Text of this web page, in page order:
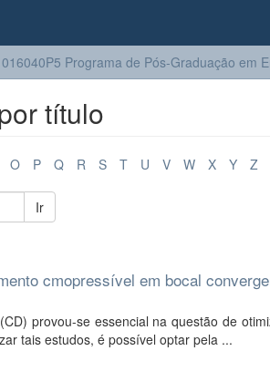
Programa de Pós-Graduação em
título
O P Q R S T U V W X Y Z
Ir
cmopressível em bocal
provou-se essencial na questão de
tais estudos, é possível optar pela ...